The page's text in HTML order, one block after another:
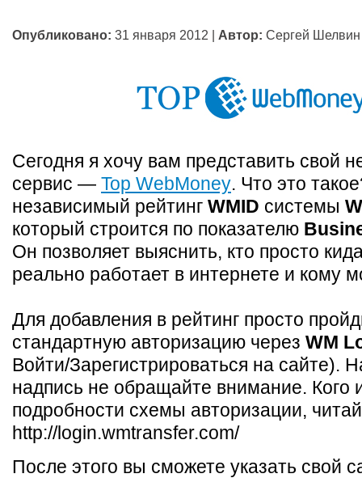
Опубликовано: 31 января 2012 | Автор: Сергей Шелвин
Сегодня я хочу вам представить свой
сервис — Top WebMoney. Что это
независимый рейтинг WMID системы
который строится по показателю
Он позволяет выяснить, кто просто
реально работает в интернете и кому
Для добавления в рейтинг просто
стандартную авторизацию через WM
Войти/Зарегистрироваться на сайте).
надпись не обращайте внимание. Кого
подробности схемы авторизации,
http://login.wmtransfer.com/
После этого вы сможете указать свой